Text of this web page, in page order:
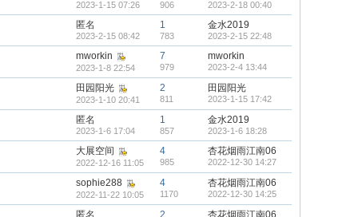
2023-1-15 07:26 906 2023-2-18 00:40
匿名
2023-2-15 08:42
1
783
金水2019
2023-2-15 22:48
mworkin
2023-1-8 22:54
7
979
mworkin
2023-2-4 13:44
田园阳光
2023-1-10 20:41
2
811
田园阳光
2023-1-15 17:42
匿名
2023-1-6 17:04
1
857
金水2019
2023-1-6 18:28
大展空间
2022-12-16 11:05
4
985
杏花烟雨江南06
2022-12-30 14:27
sophie288
2022-11-22 10:05
4
1170
杏花烟雨江南06
2022-12-30 14:25
匿名 2 杏花烟雨江南06